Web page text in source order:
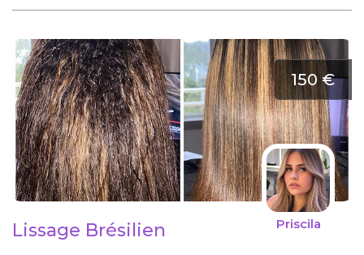
150 €
Priscila
Lissage Brésilien